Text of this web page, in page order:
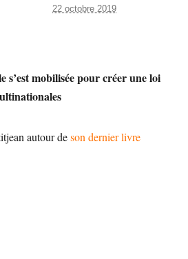
22 octobre 2019
s’est mobilisée pour créer une loi
autour deson dernier livre